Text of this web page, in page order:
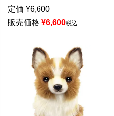
定価 ¥6,600
販売価格 ¥6,600税込